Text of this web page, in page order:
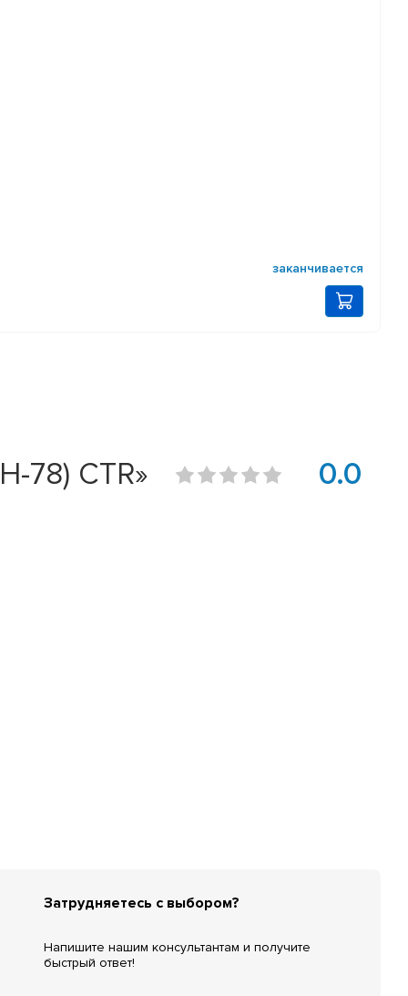
заканчивается
78) CTR» 0.0
Затрудняетесь с выбором?
Напишите нашим консультантам и получите
быстрый ответ!